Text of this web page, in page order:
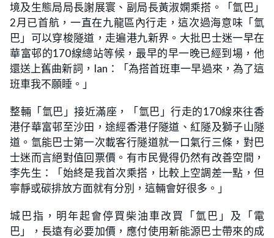
境及生態局局長謝展寰、副局長黃淑嫻乘搭。「氫巴」
2月已首航，一直在九龍區內行走，這次過海意味「氫
巴」可以穿梭隧道，走遍港九新界。大批巴士迷一早在
華富邨的170線總站等候，最早的早一晚已經到場，他
還送上舊曲新詞，Ian：「為搭首班車一早過來，為了這
班車我不願睡。」
整輛「氫巴」接近滿座，「氫巴」行走的170線來往香
港仔華富邨至沙田，途經香港仔隧道、紅隧及獅子山隧
道。氫能巴士第一次載客行隧道就一口氣行三條，對巴
士迷而言絕對值回票價。有市民覺得仍然有改善空間，
李先生：「始終是我首次乘搭，比較上空調差一點，但
寧靜或碳排放方面就有分別，這輛會好很多。」
城巴指，明年起會停買柴油車改買「氫巴」及「電
巴」，長遠有必要加價，應付使用新能源巴士帶來的成